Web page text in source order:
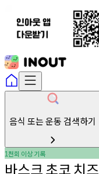
음식 또는 운동 검색하기
1천회 이상기록
바스크초코치즈